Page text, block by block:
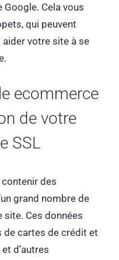
Cela vous
qui peuvent
votre site à se
ecommerce
de votre
SSL
des
grand nombre de
Ces données
de cartes de crédit et
d’autres